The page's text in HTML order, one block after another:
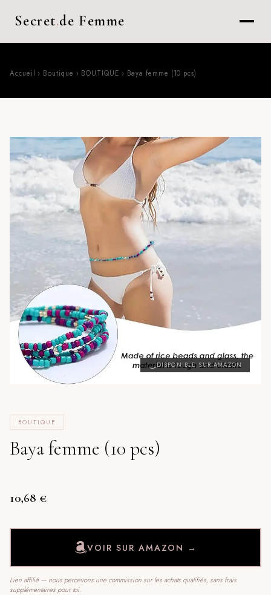
Secret.de Femme
Accueil › Boutique › BOUTIQUE › Baya femme (10 pcs)
DISPONIBLE SUR AMAZON
BOUTIQUE
Baya femme (10 pcs)
10,68 €
VOIR SUR AMAZON →
Lien affilié — nous percevons une commission sur les achats qualifiés, sans frais
supplémentaires pour toi.